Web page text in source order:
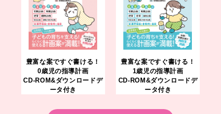
豊富な案ですぐ書ける！
0歳児の指導計画
CD-ROM&ダウンロードデ
ータ付き
豊富な案ですぐ書ける！
1歳児の指導計画
CD-ROM&ダウンロードデ
ータ付き